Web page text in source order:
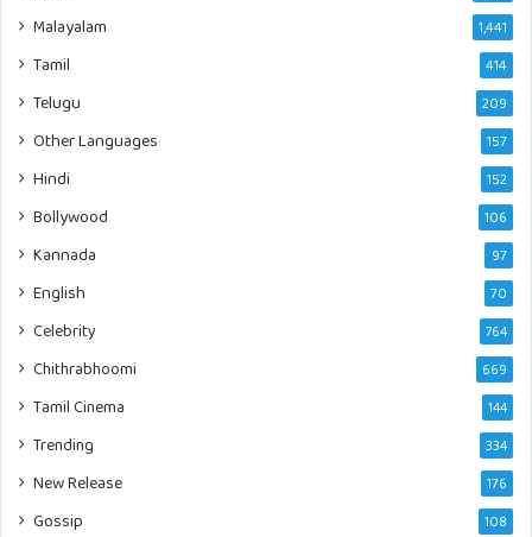
Malayalam 1,441
Tamil 414
Telugu 209
Other Languages 157
Hindi 152
Bollywood 106
Kannada 97
English 70
Celebrity 764
Chithrabhoomi 669
Tamil Cinema 144
Trending 334
New Release 176
Gossip 108